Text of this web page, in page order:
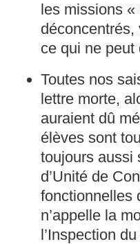
les missions
déconcentrés,
ce qui ne peut
Toutes nos
lettre morte,
auraient dû
élèves sont
toujours aussi
d’Unité de
fonctionnelles
n’appelle la
l’Inspection